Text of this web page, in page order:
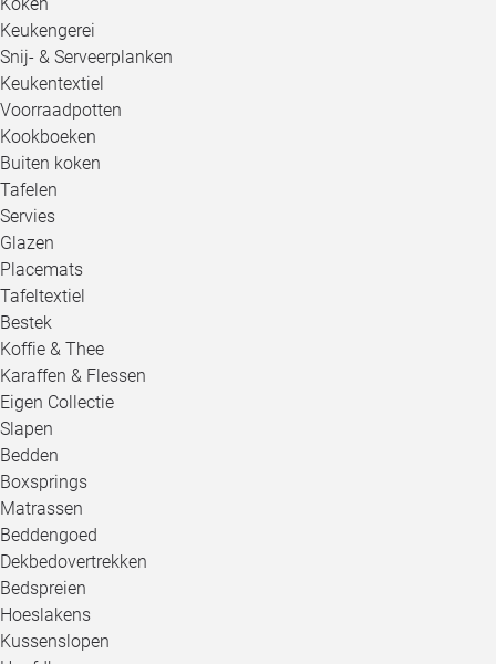
Keukengerei
Snij- & Serveerplanken
Keukentextiel
Voorraadpotten
Kookboeken
Buiten koken
Tafelen
Servies
Glazen
Placemats
Tafeltextiel
Bestek
Koffie & Thee
Karaffen & Flessen
Eigen Collectie
Slapen
Bedden
Boxsprings
Matrassen
Beddengoed
Dekbedovertrekken
Bedspreien
Hoeslakens
Kussenslopen